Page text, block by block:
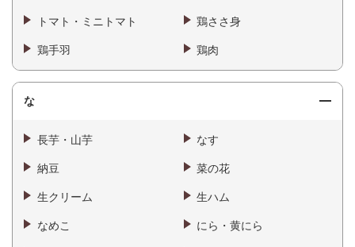
トマト・ミニトマト 鶏ささ身
鶏手羽 鶏肉
な
長芋・山芋 なす
納豆 菜の花
生クリーム 生ハム
なめこ にら・黄にら